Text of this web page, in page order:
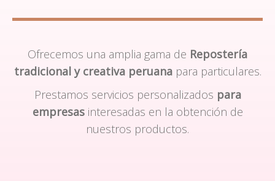
Ofrecemos una amplia gama de Repostería
tradicional y creativa peruanapara particulares.
Prestamos servicios personalizados para
empresasinteresadas en la obtención de
nuestros productos.